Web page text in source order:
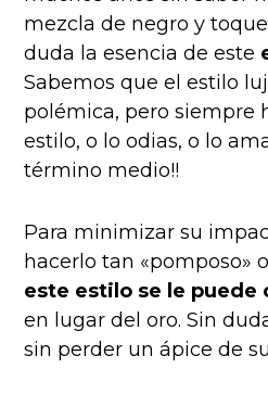
mezcla de negro y
duda la esencia de este
Sabemos que el estilo
polémica, pero siempre
estilo, o lo odias, o lo
término medio!!
Para minimizar su
hacerlo tan «pomposo»
este estilo se le puede
en lugar del oro. Sin
sin perder un ápice de